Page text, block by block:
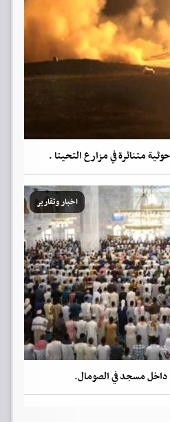
متناثرة في مزارع التحيتا .
اخبار وتقارير
مسجد في الصومال.